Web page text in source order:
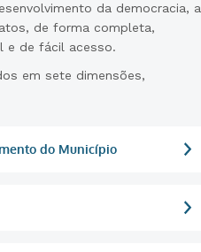
da democracia, a
de forma completa,
e de fácil acesso.
em sete dimensões,
do Município